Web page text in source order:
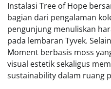
Instalasi Tree of Hope
bagian dari pengalaman
pengunjung menuliskan
pada lembaran Tyvek.
Moment berbasis moss
visual estetik sekaligus
sustainability dalam ruang